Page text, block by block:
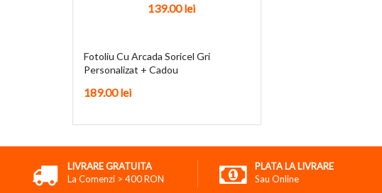
139.00lei
Fotoliu Cu Arcada Soricel Gri
Personalizat + Cadou
189.00lei
LIVRARE GRATUITA
La Comenzi > 400 RON
PLATA LA LIVRARE
Sau Online